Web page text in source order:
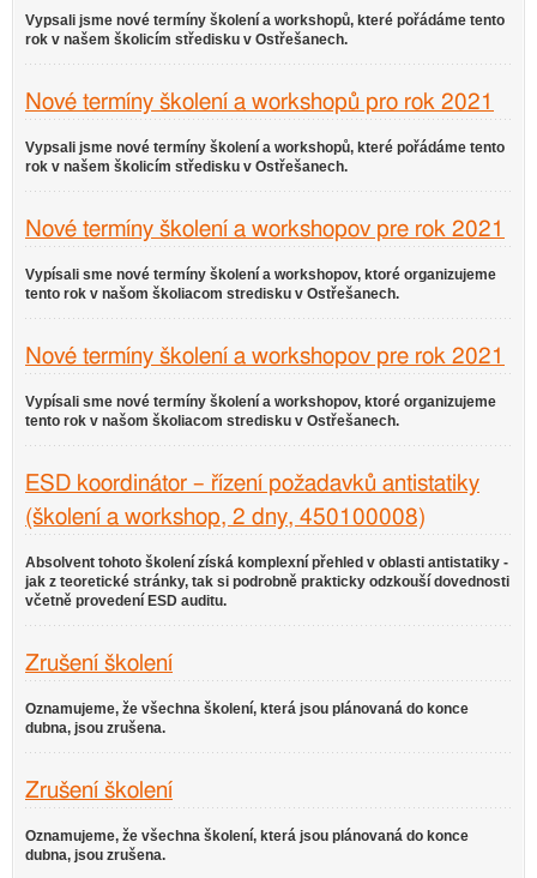
Vypsali jsme nové termíny školení a workshopů, které pořádáme tento
rok v našem školicím středisku v Ostřešanech.
Nové termíny školení a workshopů pro rok 2021
Vypsali jsme nové termíny školení a workshopů, které pořádáme tento
rok v našem školicím středisku v Ostřešanech.
Nové termíny školení a workshopov pre rok 2021
Vypísali sme nové termíny školení a workshopov, ktoré organizujeme
tento rok v našom školiacom stredisku v Ostřešanech.
Nové termíny školení a workshopov pre rok 2021
Vypísali sme nové termíny školení a workshopov, ktoré organizujeme
tento rok v našom školiacom stredisku v Ostřešanech.
ESD koordinátor – řízení požadavků antistatiky
(školení a workshop, 2 dny, 450100008)
Absolvent tohoto školení získá komplexní přehled v oblasti antistatiky -
jak z teoretické stránky, tak si podrobně prakticky odzkouší dovednosti
včetně provedení ESD auditu.
Zrušení školení
Oznamujeme, že všechna školení, která jsou plánovaná do konce
dubna, jsou zrušena.
Zrušení školení
Oznamujeme, že všechna školení, která jsou plánovaná do konce
dubna, jsou zrušena.